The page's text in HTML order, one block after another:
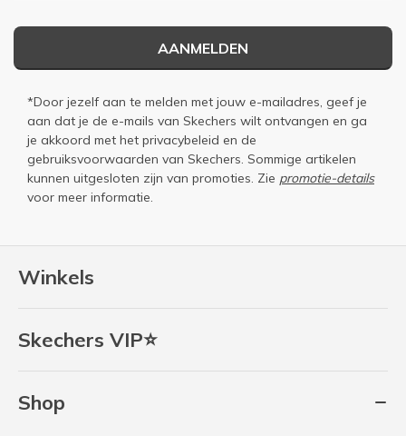
Winkels
Skechers VIP⭐
Shop
AANMELDEN
*Door jezelf aan te melden met jouw e-mailadres, geef je
aan dat je de e-mails van Skechers wilt ontvangen en ga
je akkoord met het privacybeleid en de
gebruiksvoorwaarden van Skechers. Sommige artikelen
kunnen uitgesloten zijn van promoties. Zie promotie-details
voor meer informatie.